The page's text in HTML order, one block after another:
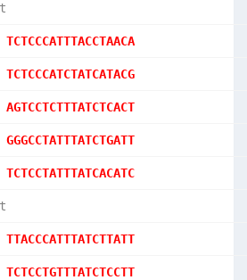
TCTCCCATTTACCTAACA
TCTCCCATCTATCATACG
AGTCCTCTTTATCTCACT
GGGCCTATTTATCTGATT
TCTCCTATTTATCACATC
TTACCCATTTATCTTATT
TCTCCTGTTTATCTCCTT